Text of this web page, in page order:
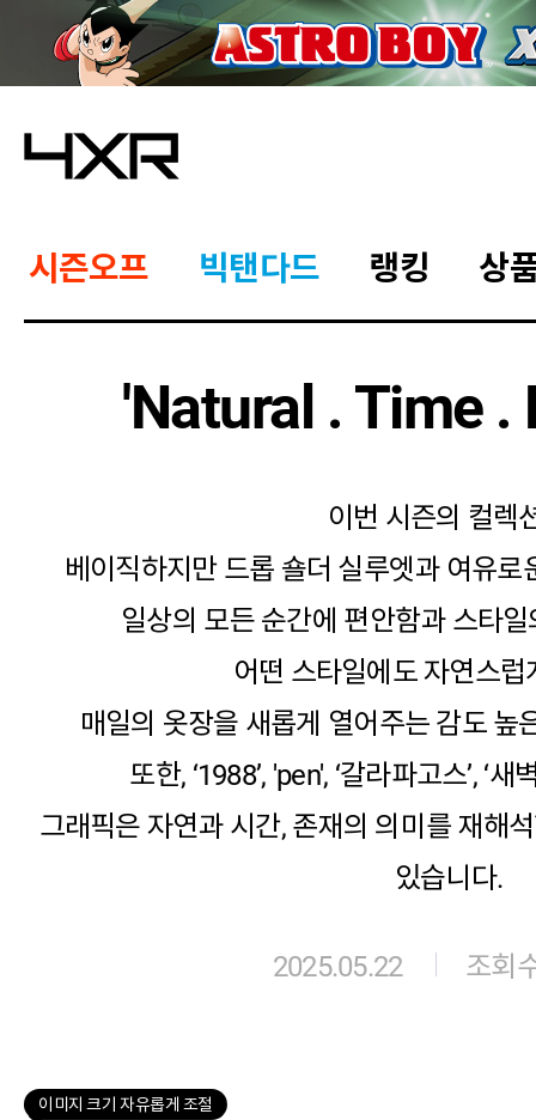
시즌오프 빅탠다드 랭킹 상
'Natural . Time .
이번 시즌의 컬렉
베이직하지만 드롭 숄더 실루엣과 여유로
일상의 모든 순간에 편안함과 스타
어떤 스타일에도 자연스럽
매일의 옷장을 새롭게 열어주는 감도 높
또한, ‘1988’, 'pen', ‘갈라파고스’, ‘
그래픽은 자연과 시간, 존재의 의미를 재해
있습니다.
2025.05.22 조회
이미지 크기 자유롭게 조절